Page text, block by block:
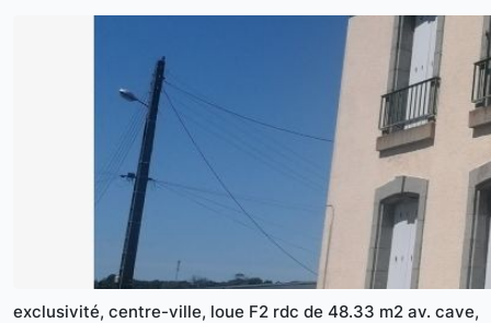
exclusivité, centre-ville, loue F2 rdc de 48.33 m2 av. cave,